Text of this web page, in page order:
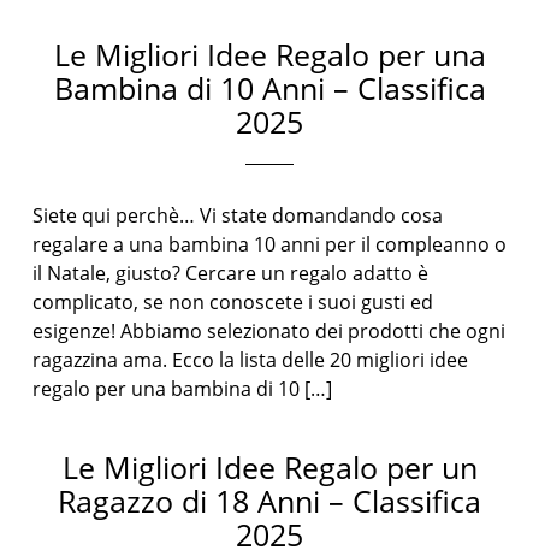
Le Migliori Idee Regalo per una
Bambina di 10 Anni – Classifica
2025
Siete qui perchè… Vi state domandando cosa
regalare a una bambina 10 anni per il compleanno o
il Natale, giusto? Cercare un regalo adatto è
complicato, se non conoscete i suoi gusti ed
esigenze! Abbiamo selezionato dei prodotti che ogni
ragazzina ama. Ecco la lista delle 20 migliori idee
regalo per una bambina di 10 […]
Le Migliori Idee Regalo per un
Ragazzo di 18 Anni – Classifica
2025